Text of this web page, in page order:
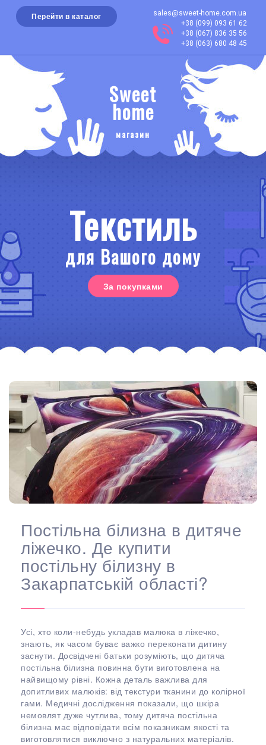
Перейти в каталог
sales@sweet-home.com.ua
+38 (099) 093 61 62
+38 (067) 836 35 56
+38 (063) 680 48 45
Sweet
home
магазин
Текстиль
для Вашого дому
За покупками
Постільна білизна в дитяче
ліжечко. Де купити
постільну білизну в
Закарпатській області?
Усі, хто коли-небудь укладав малюка в ліжечко,
знають, як часом буває важко переконати дитину
заснути. Досвідчені батьки розуміють, що дитяча
постільна білизна повинна бути виготовлена на
найвищому рівні. Кожна деталь важлива для
допитливих малюків: від текстури тканини до колірної
гами. Медичні дослідження показали, що шкіра
немовлят дуже чутлива, тому дитяча постільна
білизна має відповідати всім показникам якості та
виготовлятися виключно з натуральних матеріалів.